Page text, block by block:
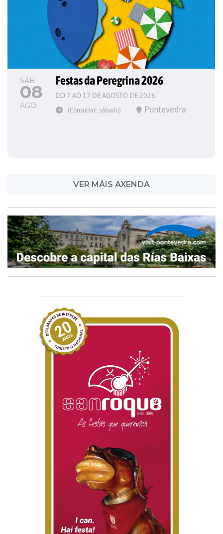
SÁB
08
AGO
Festas da Peregrina 2026
DO 7 AO 17 DE AGOSTO DE 2026
(Consultar: sábado) Pontevedra
VER MÁIS AXENDA